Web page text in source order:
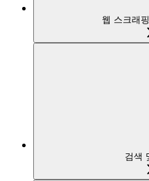
웹 스크래
검색